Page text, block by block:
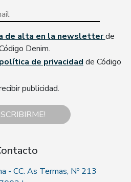
de alta en la newsletterde
Denim.
política de privacidadde Código
publicidad.
- CC. As Termas, Nº 213